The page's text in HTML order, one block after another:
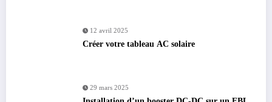
12 avril 2025
Créer votre tableau AC solaire
29 mars 2025